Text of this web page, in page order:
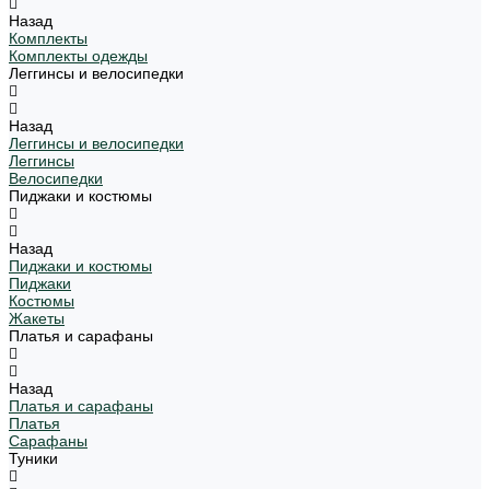
Назад
Комплекты
Комплекты одежды
Леггинсы и велосипедки
Назад
Леггинсы и велосипедки
Леггинсы
Велосипедки
Пиджаки и костюмы
Назад
Пиджаки и костюмы
Пиджаки
Костюмы
Жакеты
Платья и сарафаны
Назад
Платья и сарафаны
Платья
Сарафаны
Туники